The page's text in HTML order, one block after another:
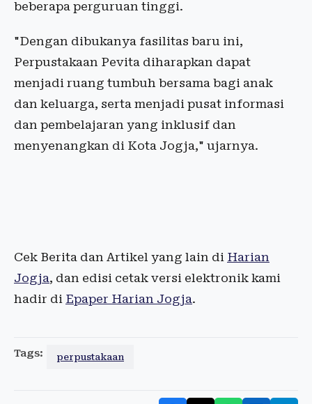
beberapa perguruan tinggi.
"Dengan dibukanya fasilitas baru ini,
Perpustakaan Pevita diharapkan dapat
menjadi ruang tumbuh bersama bagi anak
dan keluarga, serta menjadi pusat informasi
dan pembelajaran yang inklusif dan
menyenangkan di Kota Jogja," ujarnya.
Cek Berita dan Artikel yang lain di Harian
Jogja, dan edisi cetak versi elektronik kami
hadir di Epaper Harian Jogja.
Tags: perpustakaan